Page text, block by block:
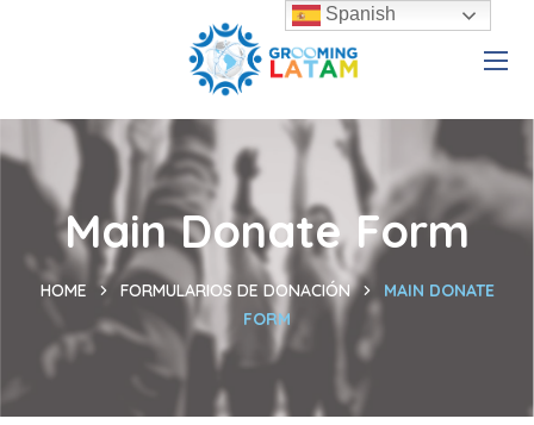
Main Donate Form
HOME FORMULARIOS DE DONACIÓN
MAIN DONATE
FORM
Spanish